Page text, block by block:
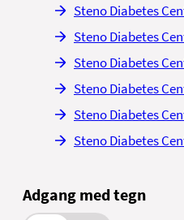
Steno Diabetes
Steno Diabetes
Steno Diabetes
Steno Diabetes
Steno Diabetes
Steno Diabetes
Adgang med tegn